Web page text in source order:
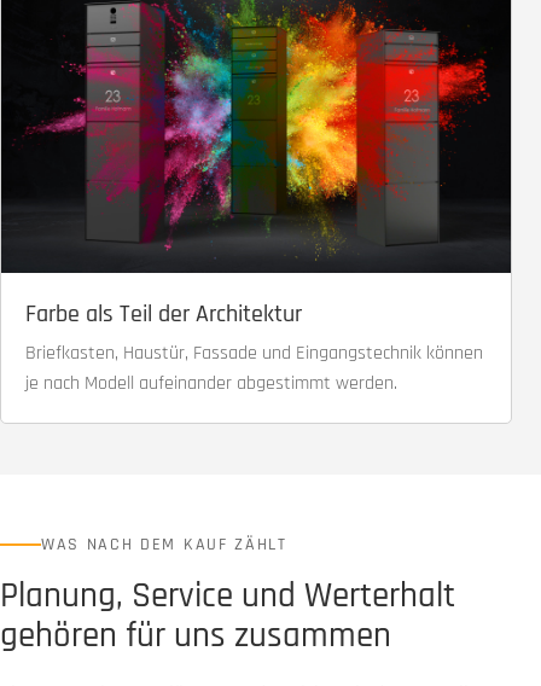
Farbe als Teil der Architektur
Briefkasten, Haustür, Fassade und Eingangstechnik können
je nach Modell aufeinander abgestimmt werden.
WAS NACH DEM KAUF ZÄHLT
Planung, Service und Werterhalt
gehören für uns zusammen